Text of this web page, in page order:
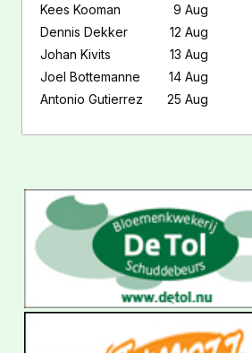
Kees Kooman
9 Aug
Dennis Dekker
12 Aug
Johan Kivits
13 Aug
Joel Bottemanne
14 Aug
Antonio Gutierrez
25 Aug